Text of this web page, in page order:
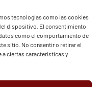
tecnologías como las cookies
dispositivo. El consentimiento
como el comportamiento de
sitio. No consentir o retirar el
a ciertas características y
- BGF